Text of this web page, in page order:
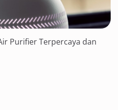
Purifier Terpercaya dan